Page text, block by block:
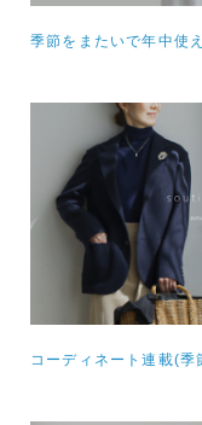
季節をまたいで年中使
コーディネート連載(季